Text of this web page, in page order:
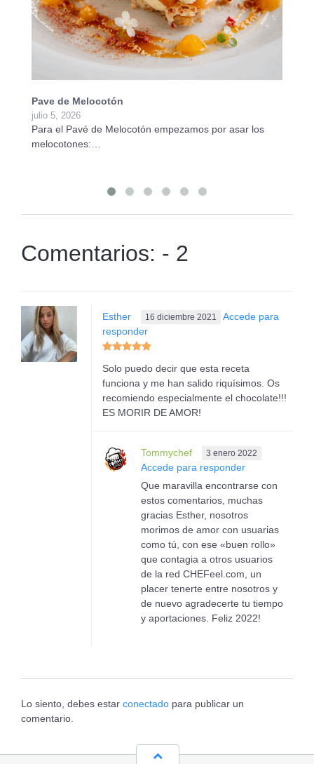
Pave de Melocotón
julio 5, 2026
Para el Pavé de Melocotón empezamos por asar los
melocotones:…
Comentarios: - 2
Esther 16 diciembre 2021
Accede para
responder
Solo puedo decir que esta receta
funciona y me han salido riquísimos. Os
recomiendo especialmente el chocolate!!!
ES MORIR DE AMOR!
Tommychef 3 enero 2022
Accede para responder
Que maravilla encontrarse con
estos comentarios, muchas
gracias Esther, nosotros
morimos de amor con usuarias
como tú, con ese «buen rollo»
que contagia a otros usuarios
de la red CHEFeel.com, un
placer tenerte entre nosotros y
de nuevo agradecerte tu tiempo
y aportaciones. Feliz 2022!
Lo siento, debes estar conectado para publicar un
comentario.